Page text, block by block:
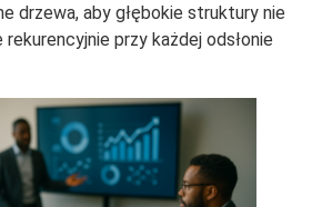
drzewa, aby głębokie struktury nie
rekurencyjnie przy każdej odsłonie